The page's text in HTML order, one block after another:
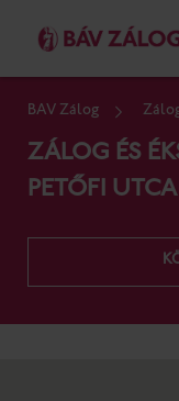
BÁV Zálog
ZÁLOG ÉS
PETŐFI